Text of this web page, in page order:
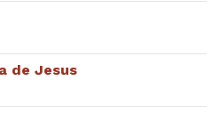
de Jesus